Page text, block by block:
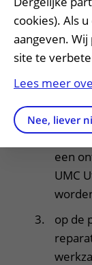
het
een
UMC
op de
cookies). Als
aangeven.
site te
Lees meer
Nee, liever